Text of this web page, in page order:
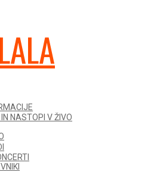
NASTOPI V ŽIVO